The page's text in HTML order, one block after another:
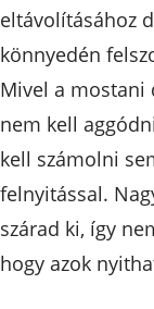
eltávolításához
könnyedén
Mivel a mostani
nem kell
kell számolni
felnyitással.
szárad ki, így
hogy azok